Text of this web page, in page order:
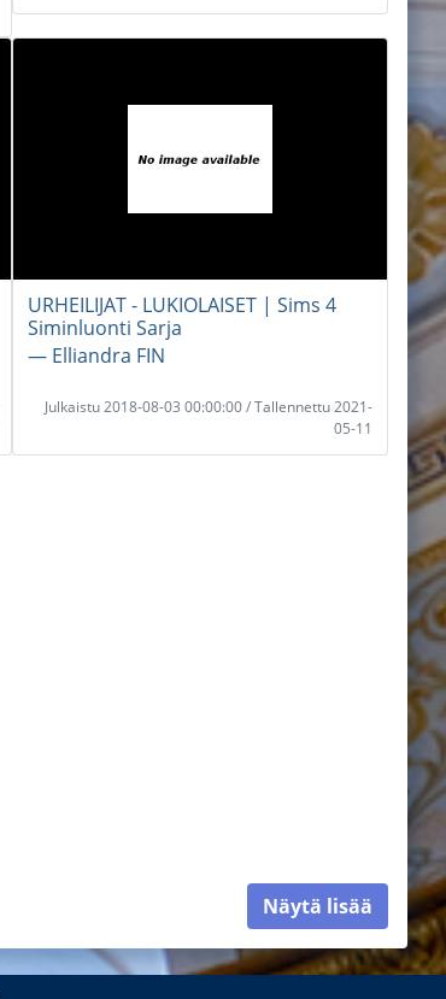
URHEILIJAT - LUKIOLAISET | Sims 4
Siminluonti Sarja
― Elliandra FIN
Julkaistu 2018-08-03 00:00:00 / Tallennettu 2021-
05-11
Näytä lisää